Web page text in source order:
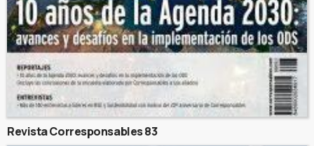
Revista Corresponsables 83